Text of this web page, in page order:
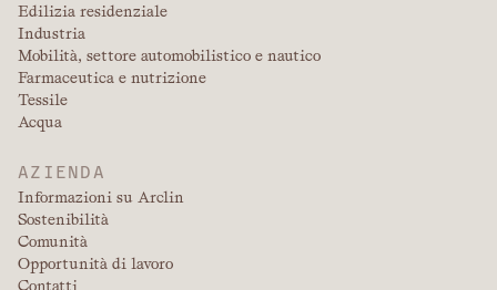
Edilizia residenziale
Industria
Mobilità, settore automobilistico e nautico
Farmaceutica e nutrizione
Tessile
Acqua
AZIENDA
Informazioni su Arclin
Sostenibilità
Comunità
Opportunità di lavoro
Contatti